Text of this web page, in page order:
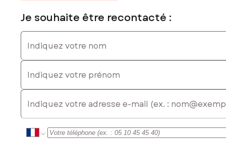
Je souhaite être recontacté :
Indiquez votre nom
Indiquez votre prénom
E-mail